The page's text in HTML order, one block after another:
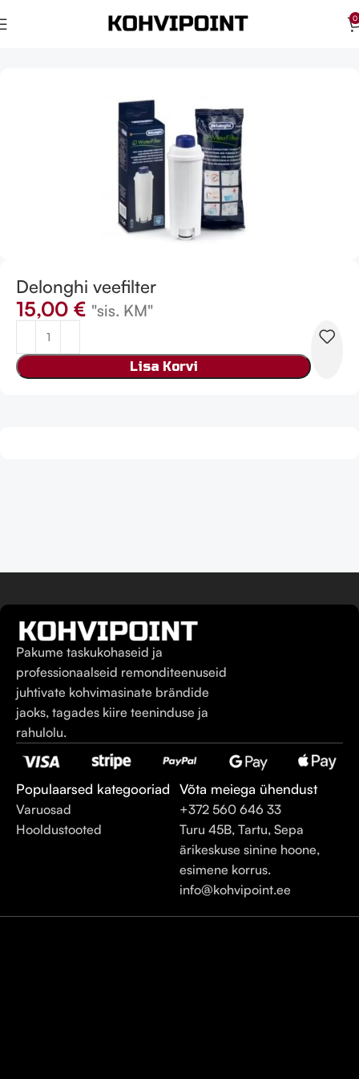
0
Delonghi veefilter
15,00 € "sis. KM"
Lisa Korvi
Pakume taskukohaseid ja
professionaalseid remonditeenuseid
juhtivate kohvimasinate brändide
jaoks, tagades kiire teeninduse ja
rahulolu.
Populaarsed kategooriad
Varuosad
Hooldustooted
Võta meiega ühendust
+372 560 646 33
Turu 45B, Tartu, Sepa
ärikeskuse sinine hoone,
esimene korrus.
info@kohvipoint.ee